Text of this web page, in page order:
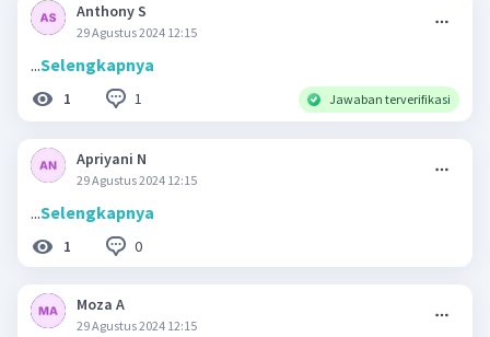
Anthony S
29 Agustus 2024 12:15
...Selengkapnya
1 1 Jawaban terverifikasi
Apriyani N
29 Agustus 2024 12:15
...Selengkapnya
1 0
Moza A
29 Agustus 2024 12:15